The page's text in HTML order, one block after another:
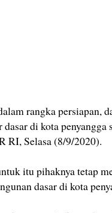
rangka persiapan,
di kota
RI, Selasa (8/9/2020).
itu pihaknya tetap
dasar di kota